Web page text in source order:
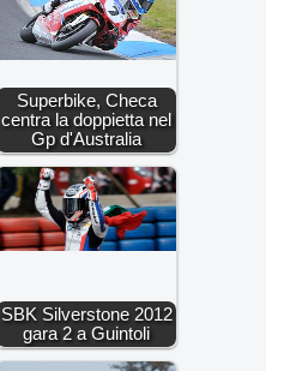
Superbike, Checa
centra la doppietta nel
Gp d'Australia
SBK Silverstone 2012
gara 2 a Guintoli